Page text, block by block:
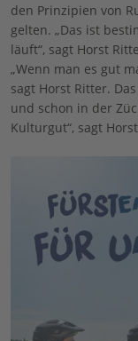
den Prinzipien von
gelten. „Das ist
läuft“, sagt Horst
„Wenn man es gut
sagt Horst Ritter.
und schon in der
Kulturgut“, sagt